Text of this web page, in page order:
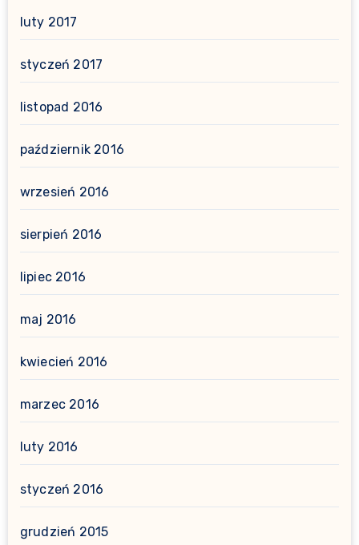
luty 2017
styczeń 2017
listopad 2016
październik 2016
wrzesień 2016
sierpień 2016
lipiec 2016
maj 2016
kwiecień 2016
marzec 2016
luty 2016
styczeń 2016
grudzień 2015